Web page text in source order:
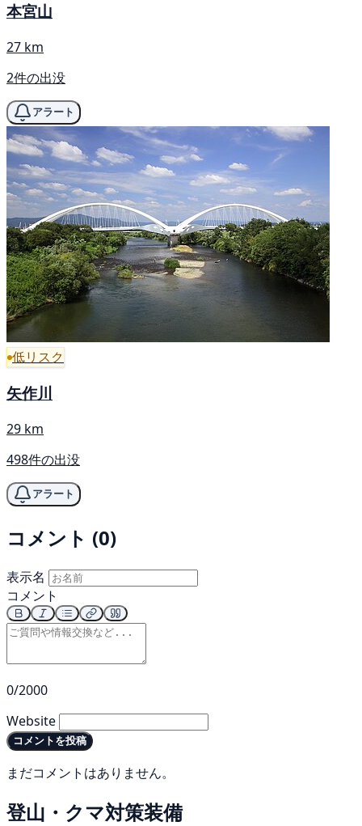
本宮山
27 km
2件の出没
アラート
低リスク
矢作川
29 km
498件の出没
アラート
コメント (0)
表示名
コメント
0/2000
Website
コメントを投稿
まだコメントはありません。
登山・クマ対策装備